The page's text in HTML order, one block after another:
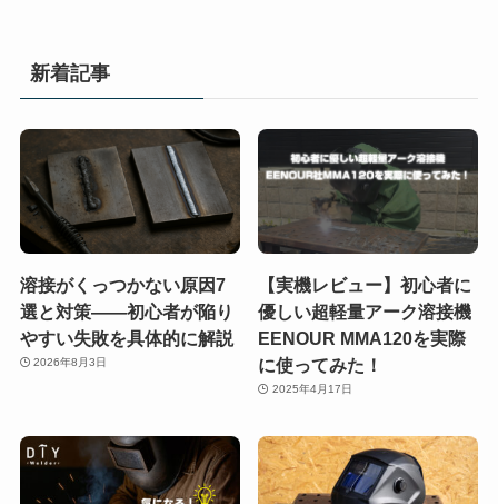
新着記事
溶接がくっつかない原因7
選と対策——初心者が陥り
やすい失敗を具体的に解説
2026年8月3日
【実機レビュー】初心者に
優しい超軽量アーク溶接機
EENOUR MMA120を実際
に使ってみた！
2025年4月17日